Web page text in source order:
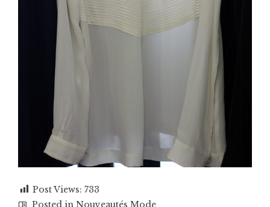
Post Views: 733
Posted in Nouveautés Mode